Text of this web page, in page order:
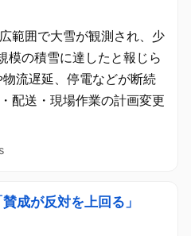
範囲で大雪が観測され、少
模の積雪に達したと報じら
流遅延、停電などが断続
配送・現場作業の計画変更
成が反対を上回る」